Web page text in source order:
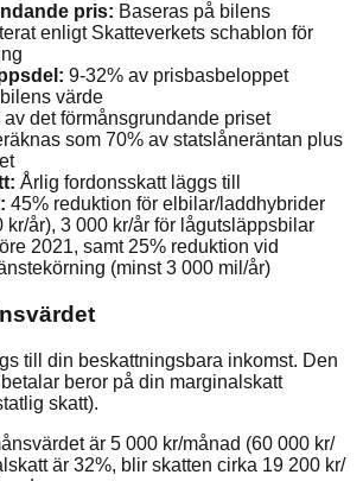
pris: Baseras på bilens
enligt Skatteverkets schablon för
9-32% av prisbasbeloppet
värde
av det förmånsgrundande priset
som 70% av statslåneräntan plus
Årlig fordonsskatt läggs till
45% reduktion för elbilar/laddhybrider
kr/år), 3 000 kr/år för lågutsläppsbilar
2021, samt 25% reduktion vid
(minst 3 000 mil/år)
till din beskattningsbara inkomst. Den
beror på din marginalskatt
skatt).
är 5 000 kr/månad (60 000 kr/
är 32%, blir skatten cirka 19 200 kr/